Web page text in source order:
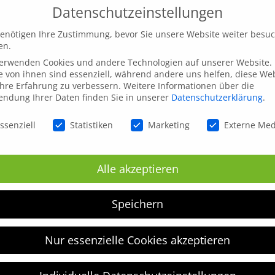
nächsten Kommentar speichern.
Datenschutzeinstellungen
Ihre Zustimmung, bevor Sie unsere Website weiter
Cookies und andere Technologien auf unserer Website.
von ihnen sind essenziell, während andere uns helfen, diese
Erfahrung zu verbessern. Weitere Informationen über die
Ihrer Daten finden Sie in unserer Datenschutzerklärung.
Statistiken Marketing Externe
Alle akzeptieren
Speichern
Nur essenzielle Cookies akzeptieren